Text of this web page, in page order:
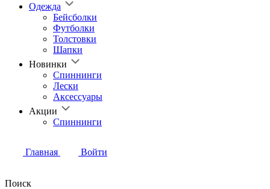
Одежда
Бейсболки
Футболки
Толстовки
Шапки
Новинки
Спиннинги
Лески
Аксессуары
Акции
Спиннинги
Главная Войти
Поиск